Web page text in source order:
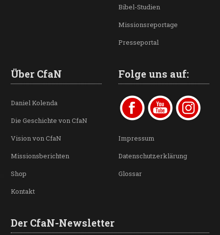
Bibel-Studien
Missionsreportage
Presseportal
Über CfaN
Daniel Kolenda
Die Geschichte von CfaN
Vision von CfaN
Missionsberichten
Shop
Kontakt
Folge uns auf:
Impressum
Datenschutzerklärung
Glossar
Der CfaN-Newsletter